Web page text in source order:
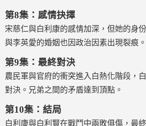
第8集：感情抉擇
宋慈仁與白利康的感情加深，但她的身
與李英愛的婚姻也因政治因素出現裂痕。
第9集：最終對決
農民軍與官府的衝突進入白熱化階段，
對決。兄弟之間的矛盾達到頂點。
第10集：結局
白利康與白利賢在戰鬥中兩敗俱傷，最